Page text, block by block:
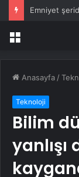
Menü
Anasayfa /
Teknoloji
Bilim
yanlışı